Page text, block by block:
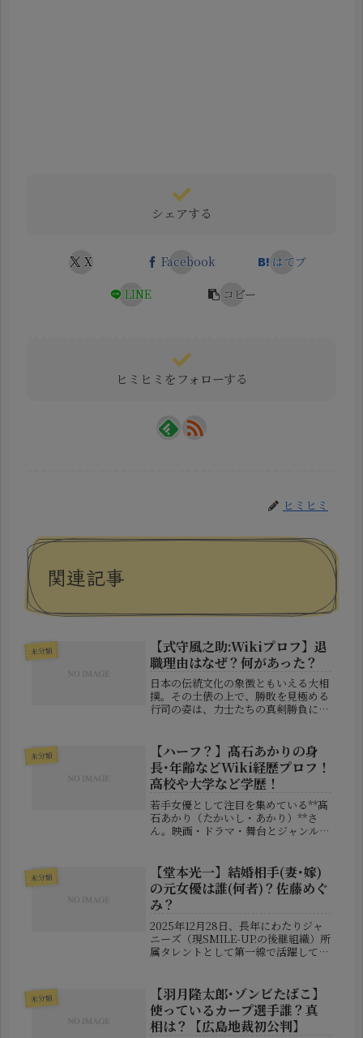
シェアする
X Facebook
はてブ
LINE
コピー
ヒミヒミをフォローする
ヒミヒミ
関連記事
未分類
【式守風之助:Wikiプロフ】退
職理由はなぜ？何があった？
日本の伝統文化の象徴ともいえる大相
撲。その土俵の上で、勝敗を見極める
行司の姿は、力士たちの真剣勝負に彩
（しきもり・かぜのすけ）**です。
2023年、16歳という若さでプロ...
未分類
【ハーフ？】髙石あかりの身
長･年齢などWiki経歴プロフ！
高校や大学など学歴！
若手女優として注目を集めている**髙
石あかり（たかいし・あかり）**さ
ん。映画・ドラマ・舞台とジャンルを
け』のヒロインに抜擢されたことで一
躍脚光を浴びています。この記事で
は...
未分類
【堂本光一】結婚相手(妻･嫁)
の元女優は誰(何者)？佐藤めぐ
み？
2025年12月28日、長年にわたりジャ
ニーズ（現SMILE-UP.の後継組織）所
属タレントとして第一線で活躍してき
を通じて静かに行われ、本人の言葉で
「この度、私、...
未分類
【羽月隆太郎･ゾンビたばこ】
使っているカープ選手誰？真
相は？【広島地裁初公判】